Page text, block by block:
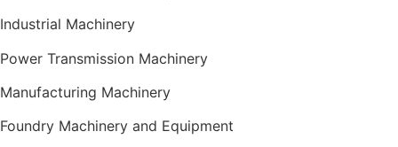
Industrial Machinery
Power Transmission Machinery
Manufacturing Machinery
Foundry Machinery and Equipment